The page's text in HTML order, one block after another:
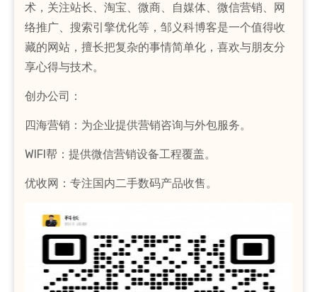
术，关注站长、淘宝、微商、自媒体、微信营销、网
络推广、搜索引擎优化等，邹义科博客是一个值得收
藏的网站，擅长把复杂的事情简单化，喜欢与朋友分
享心得与技术。
创办公司：
四海营销：为企业提供营销咨询与外包服务。
WIFI帮：提供微信营销设备工程覆盖。
优收网：专注国内二手数码产品收售。